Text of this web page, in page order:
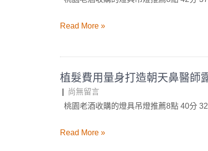
Read More »
植髮費用量身打造朝天鼻醫師
尚無留言
桃園老酒收購的燈具吊燈推薦8點 40分
Read More »